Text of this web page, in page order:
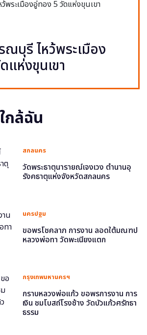
ณบุรี ไหว้พระเมือง
แห่งขุนเขา
กล้ฉัน
สกลนคร
วัดพระธาตุนารายณ์เจงเวง ตำนานอุ
รังคธาตุแห่งจังหวัดสกลนคร
นครปฐม
ขอพรโชคลาภ การงาน ลอดใต้มณฑป
หลวงพ่อทา วัดพะเนียงแตก
กรุงเทพมหานครฯ
กราบหลวงพ่อแก้ว ขอพรการงาน การ
เงิน ชมโบสถ์โรงช้าง วัดบัวแก้วศรัทธา
ธรรม